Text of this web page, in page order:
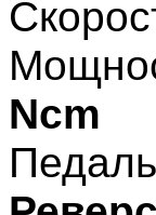
Ncm